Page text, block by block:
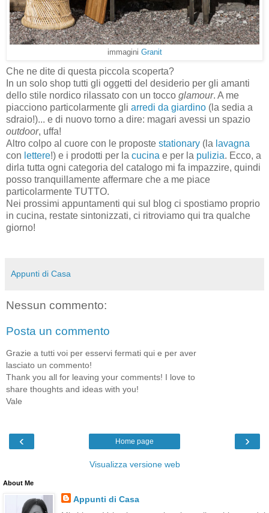
immagini Granit
Che ne dite di questa piccola scoperta?
In un solo shop tutti gli oggetti del desiderio per gli amanti
dello stile nordico rilassato con un tocco glamour. A me
piacciono particolarmente gli arredi da giardino (la sedia a
sdraio!)... e di nuovo torno a dire: magari avessi un spazio
outdoor, uffa!
Altro colpo al cuore con le proposte stationary (la lavagna
con lettere!) e i prodotti per la cucina e per la pulizia. Ecco, a
dirla tutta ogni categoria del catalogo mi fa impazzire, quindi
posso tranquillamente affermare che a me piace
particolarmente TUTTO.
Nei prossimi appuntamenti qui sul blog ci spostiamo proprio
in cucina, restate sintonizzati, ci ritroviamo qui tra qualche
giorno!
Appunti di Casa
Nessun commento:
Posta un commento
Grazie a tutti voi per esservi fermati qui e per aver
lasciato un commento!
Thank you all for leaving your comments! I love to
share thoughts and ideas with you!
Vale
‹ ›
Home page
Visualizza versione web
About Me
Appunti di Casa